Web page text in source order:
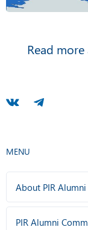
MENU
About PIR
PIR Alumni
Read